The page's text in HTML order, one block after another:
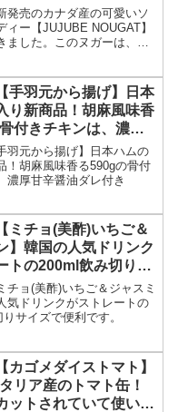
発売のカナダ産の可愛いソ
ィー【JUJUBE NOUGAT】
ました。このヌガーは、見
手羽元から揚げ】日本
り新商品！胡麻風味香
付きチキンは、濃厚
レ付き
羽元から揚げ】日本ハムの
！胡麻風味香る590gの骨付
濃厚甘辛醤油ダレ付き
ミチョ(美酢)いちご＆
】韓国の人気ドリンク
トの200ml飲み切りサ
です。
チョ(美酢)いちご＆ジャスミ
気ドリンクがストレートの
サイズで便利です。
カゴメダイストマト】
リア産のトマト缶！
ットされていて使いや